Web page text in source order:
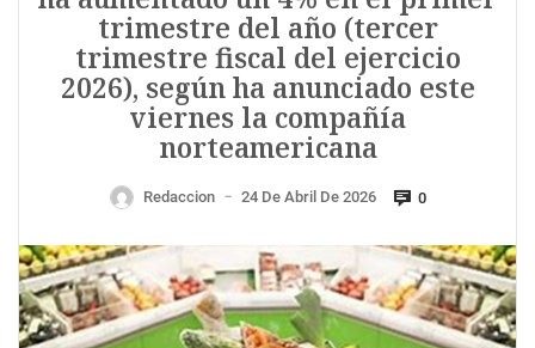
trimestre del año (tercer
trimestre fiscal del ejercicio
2026), según ha anunciado este
viernes la compañía
norteamericana
Redaccion — 24 De Abril De 2026 0